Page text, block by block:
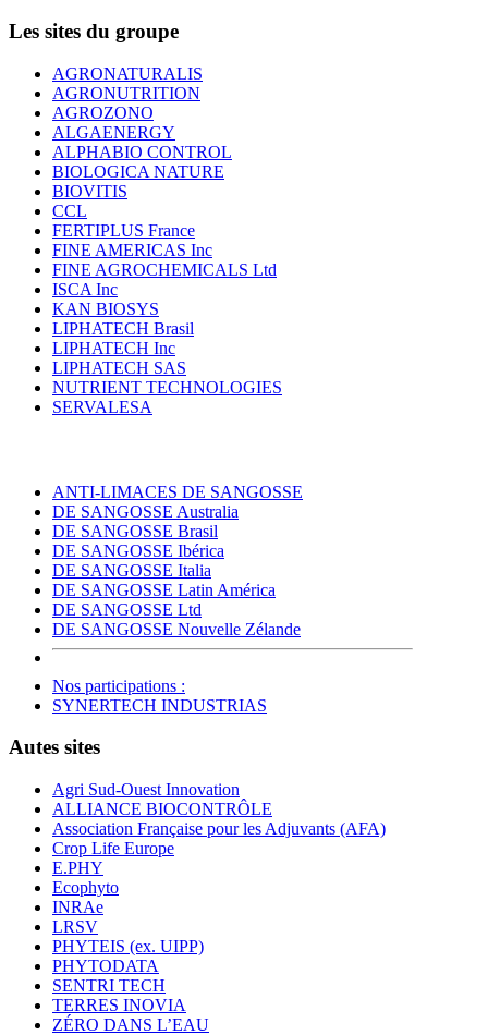
Les sites du groupe
AGRONATURALIS
AGRONUTRITION
AGROZONO
ALGAENERGY
ALPHABIO CONTROL
BIOLOGICA NATURE
BIOVITIS
CCL
FERTIPLUS France
FINE AMERICAS Inc
FINE AGROCHEMICALS Ltd
ISCA Inc
KAN BIOSYS
LIPHATECH Brasil
LIPHATECH Inc
LIPHATECH SAS
NUTRIENT TECHNOLOGIES
SERVALESA
ANTI-LIMACES DE SANGOSSE
DE SANGOSSE Australia
DE SANGOSSE Brasil
DE SANGOSSE Ibérica
DE SANGOSSE Italia
DE SANGOSSE Latin América
DE SANGOSSE Ltd
DE SANGOSSE Nouvelle Zélande
Nos participations :
SYNERTECH INDUSTRIAS
Autes sites
Agri Sud-Ouest Innovation
ALLIANCE BIOCONTRÔLE
Association Française pour les Adjuvants (AFA)
Crop Life Europe
E.PHY
Ecophyto
INRAe
LRSV
PHYTEIS (ex. UIPP)
PHYTODATA
SENTRI TECH
TERRES INOVIA
ZÉRO DANS L’EAU